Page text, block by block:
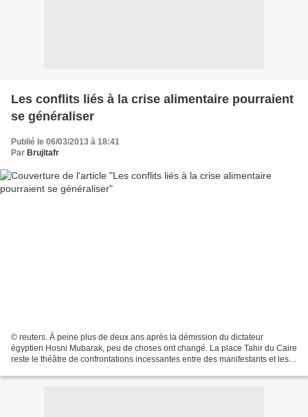
Les conflits liés à la crise alimentaire pourraient
se généraliser
Publié le 06/03/2013 à 18:41
Par Brujitafr
© reuters. À peine plus de deux ans après la démission du dictateur
égyptien Hosni Mubarak, peu de choses ont changé. La place Tahir du Caire
reste le théâtre de confrontations incessantes entre des manifestants et les